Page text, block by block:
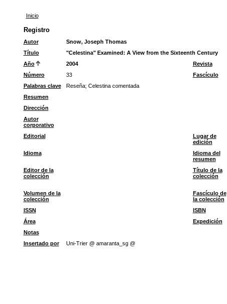
Inicio
Registro
Autor
Snow, Joseph Thomas
Título
"Celestina" Examined: A View from the Sixteenth Century
Año
2004 Revista
Número
33 Fascículo
Palabras clave
Reseña; Celestina comentada
Resumen
Dirección
Autor
corporativo
Editorial
Lugar de
edición
Idioma
Idioma del
resumen
Editor de la
colección
Título de la
colección
Volumen de la
colección
Fascículo de
la colección
ISSN ISBN
Área
Expedición
Notas
Insertado por
Uni-Trier @ amaranta_sg @